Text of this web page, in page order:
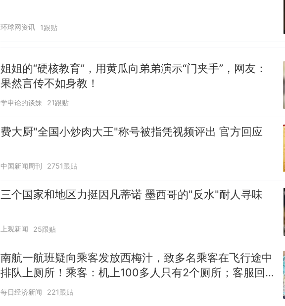
环球网资讯 1跟贴
姐姐的“硬核教育”，用黄瓜向弟弟演示“门夹手”，网友：
果然言传不如身教！
学申论的谈妹 21跟贴
费大厨"全国小炒肉大王"称号被指凭视频评出 官方回应
中国新闻周刊 2751跟贴
三个国家和地区力挺因凡蒂诺 墨西哥的"反水"耐人寻味
上观新闻 25跟贴
南航一航班疑向乘客发放西梅汁，致多名乘客在飞行途中
排队上厕所！乘客：机上100多人只有2个厕所；客服回
应：并非每架飞机都会发放西梅汁
每日经济新闻 221跟贴